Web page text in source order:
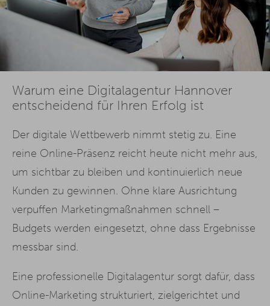
Warum eine Digitalagentur Hannover
entscheidend für Ihren Erfolg ist
Der digitale Wettbewerb nimmt stetig zu. Eine
reine Online-Präsenz reicht heute nicht mehr aus,
um sichtbar zu bleiben und kontinuierlich neue
Kunden zu gewinnen. Ohne klare Ausrichtung
verpuffen Marketingmaßnahmen schnell –
Budgets werden eingesetzt, ohne dass Ergebnisse
messbar sind.
Eine professionelle Digitalagentur sorgt dafür, dass
Online-Marketing strukturiert, zielgerichtet und